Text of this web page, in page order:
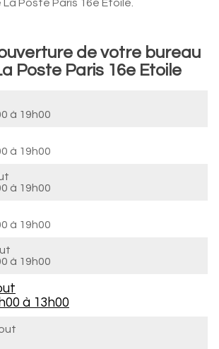
Poste Paris 16e Etoile.
de votre bureau
Poste Paris 16e Etoile
à 19h00
à 19h00
à 19h00
à 19h00
à 19h00
à 13h00